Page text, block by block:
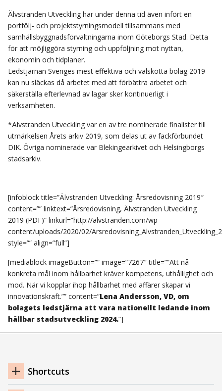
Älvstranden Utveckling har under denna tid även infört en
portfölj- och projektstyrningsmodell tillsammans med
samhällsbyggnadsförvaltningarna inom Göteborgs Stad. Detta
för att möjliggöra styrning och uppföljning mot nyttan,
ekonomin och tidplaner.
Ledstjärnan Sveriges mest effektiva och välskötta bolag 2019
kan nu släckas då arbetet med att förbättra arbetet och
säkerställa efterlevnad av lagar sker kontinuerligt i
verksamheten.
*Älvstranden Utveckling var en av tre nominerade finalister till
utmärkelsen Årets arkiv 2019, som delas ut av fackförbundet
DIK. Övriga nominerade var Blekingearkivet och Helsingborgs
stadsarkiv.
[infoblock title=”Älvstranden Utveckling: Årsredovisning 2019″
content=”” linktext=”Årsredovisning, Älvstranden Utveckling
2019 (PDF)” linkurl=”http://alvstranden.com/wp-
content/uploads/2020/02/
style=”” align=”full”]
[mediablock imageButton=”” image=”7267″ title=””Att nå
konkreta mål inom hållbarhet kräver kompetens, uthållighet och
mod. När vi kopplar ihop hållbarhet med affärer skapar vi
innovationskraft.”” content=”Lena Andersson, VD, om
bolagets ledstjärna att vara nationellt ledande inom
hållbar stadsutveckling 2024.“]
Footer
Navigation
Shortcuts